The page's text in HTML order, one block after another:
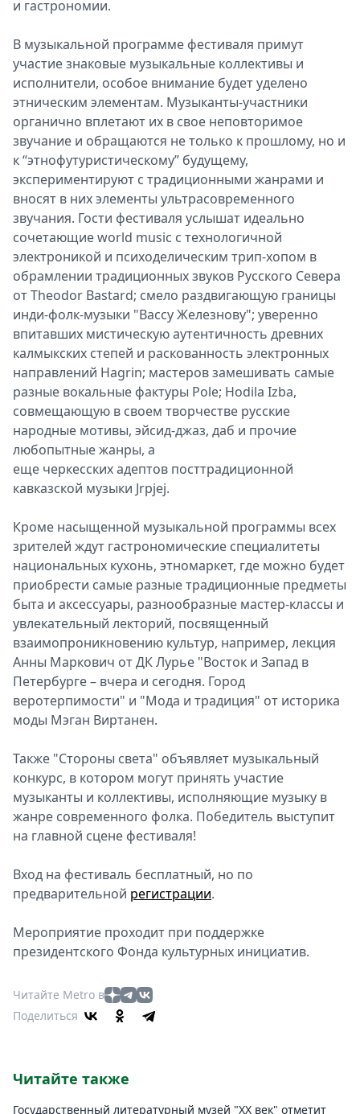
и гастрономии.
В музыкальной программе фестиваля примут
участие знаковые музыкальные коллективы и
исполнители, особое внимание будет уделено
этническим элементам. Музыканты-участники
органично вплетают их в свое неповторимое
звучание и обращаются не только к прошлому, но и
к “этнофутуристическому” будущему,
экспериментируют с традиционными жанрами и
вносят в них элементы ультрасовременного
звучания. Гости фестиваля услышат идеально
сочетающие world music с технологичной
электроникой и психоделическим трип-хопом в
обрамлении традиционных звуков Русского Севера
от Theodor Bastard; смело раздвигающую границы
инди-фолк-музыки "Вассу Железнову"; уверенно
впитавших мистическую аутентичность древних
калмыкских степей и раскованность электронных
направлений Hagrin; мастеров замешивать самые
разные вокальные фактуры Pole; Hodila Izba,
совмещающую в своем творчестве русские
народные мотивы, эйсид-джаз, даб и прочие
любопытные жанры, а
еще черкесских адептов посттрадиционной
кавказской музыки Jrpjej.
Кроме насыщенной музыкальной программы всех
зрителей ждут гастрономические специалитеты
национальных кухонь, этномаркет, где можно будет
приобрести самые разные традиционные предметы
быта и аксессуары, разнообразные мастер-классы и
увлекательный лекторий, посвященный
взаимопроникновению культур, например, лекция
Анны Маркович от ДК Лурье "Восток и Запад в
Петербурге – вчера и сегодня. Город
веротерпимости" и "Мода и традиция" от историка
моды Мэган Виртанен.
Также "Стороны света" объявляет музыкальный
конкурс, в котором могут принять участие
музыканты и коллективы, исполняющие музыку в
жанре современного фолка. Победитель выступит
на главной сцене фестиваля!
Вход на фестиваль бесплатный, но по
предварительной регистрации.
Мероприятие проходит при поддержке
президентского Фонда культурных инициатив.
Читайте Metro в
Поделиться
Читайте также
Государственный литературный музей "ХХ век" отметит